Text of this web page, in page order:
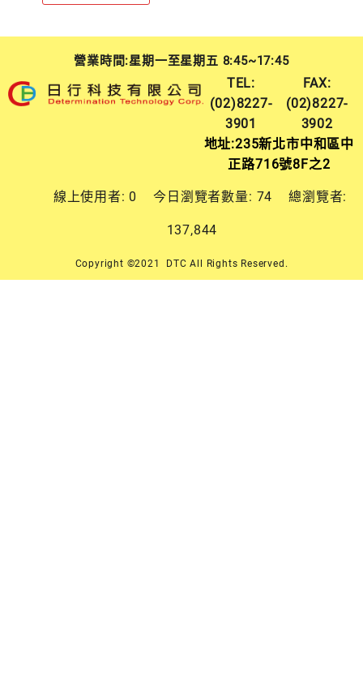
營業時間:星期一至星期五 8:45~17:45
TEL:
(02)8227-
3901
FAX:
(02)8227-
3902
地址:235新北市中和區中
正路716號8F之2
線上使用者: 0 今日瀏覽者數量: 74 總瀏覽者:
137,844
Copyright ©2021 DTC All Rights Reserved.